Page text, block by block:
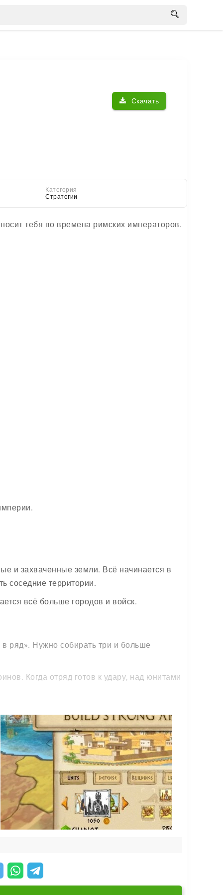
Скачать
Категория
Стратегии
тебя во времена римских императоров.
и захваченные земли. Всё начинается в
соседние территории.
всё больше городов и войск.
ряд». Нужно собирать три и больше
Когда отряд готов к удару, над юнитами
вручную.
новых войск и развития империи.
за деньги: